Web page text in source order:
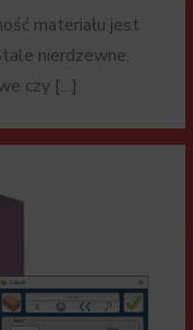
materiału jest
nierdzewne,
czy […]